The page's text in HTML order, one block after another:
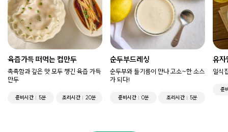
육즙가득 떠먹는 컵만두
촉촉함과 깊은 맛 모두 챙긴 육즙 가득
만두
준비시간 5분 조리시간 20분
순두부드레싱
순두부와 들기름이 만나 고소~한 소스
가 되다!
준비시간 0분 조리시간 5분
유자
일식
준